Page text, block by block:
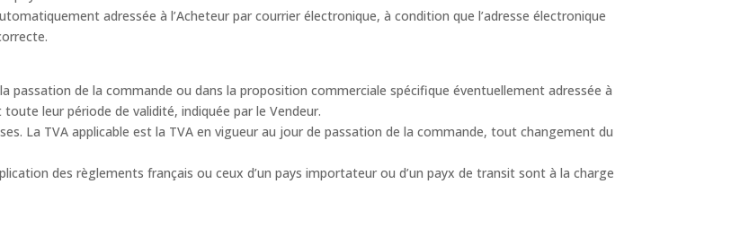
adressée à l’Acheteur par courrier électronique, à condition que l’adresse électronique
passation de la commande ou dans la proposition commerciale spécifique éventuellement adressée à
leur période de validité, indiquée par le Vendeur.
La TVA applicable est la TVA en vigueur au jour de passation de la commande, tout changement du
des règlements français ou ceux d’un pays importateur ou d’un payx de transit sont à la charge